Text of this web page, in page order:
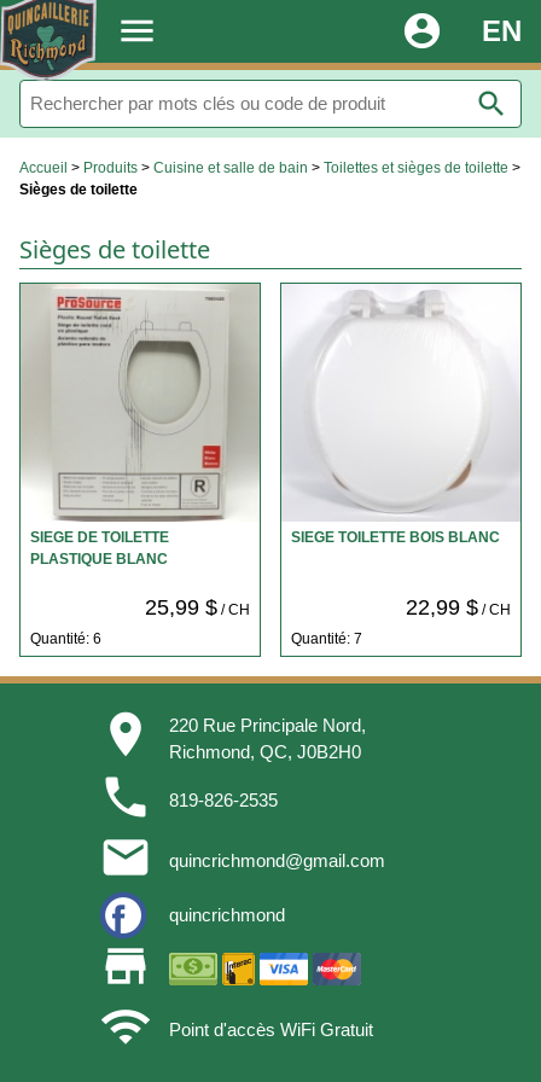
. menu EN
account_circle
search
Accueil > Produits > Cuisine et salle de bain > Toilettes et sièges de toilette >
Sièges de toilette
Sièges de toilette
SIEGE DE TOILETTE
PLASTIQUE BLANC
25,99 $/ CH
Quantité: 6
SIEGE TOILETTE BOIS BLANC
22,99 $/ CH
Quantité: 7
place
220 Rue Principale Nord,
Richmond, QC, J0B2H0
phone 819-826-2535
email quincrichmond@gmail.com
quincrichmond
store
wifi
Point d'accès WiFi Gratuit